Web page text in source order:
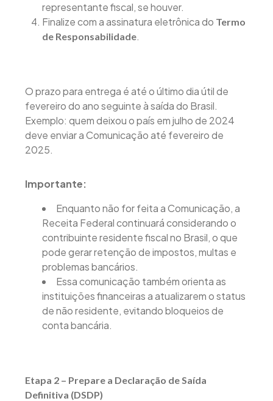
representante fiscal, se houver.
Finalize com a assinatura eletrônica do Termo
de Responsabilidade.
O prazo para entrega é até o último dia útil de
fevereiro do ano seguinte à saída do Brasil.
Exemplo: quem deixou o país em julho de 2024
deve enviar a Comunicação até fevereiro de
2025.
Importante:
Enquanto não for feita a Comunicação, a
Receita Federal continuará considerando o
contribuinte residente fiscal no Brasil, o que
pode gerar retenção de impostos, multas e
problemas bancários.
Essa comunicação também orienta as
instituições financeiras a atualizarem o status
de não residente, evitando bloqueios de
conta bancária.
Etapa 2 – Prepare a Declaração de Saída
Definitiva (DSDP)